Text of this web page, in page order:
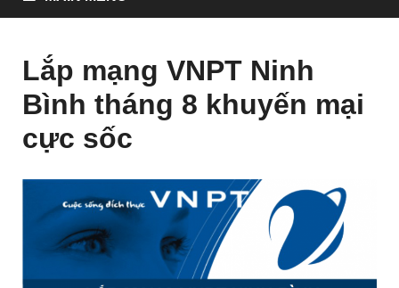
Lắp mạng VNPT Ninh
Bình tháng 8 khuyến mại
cực sốc